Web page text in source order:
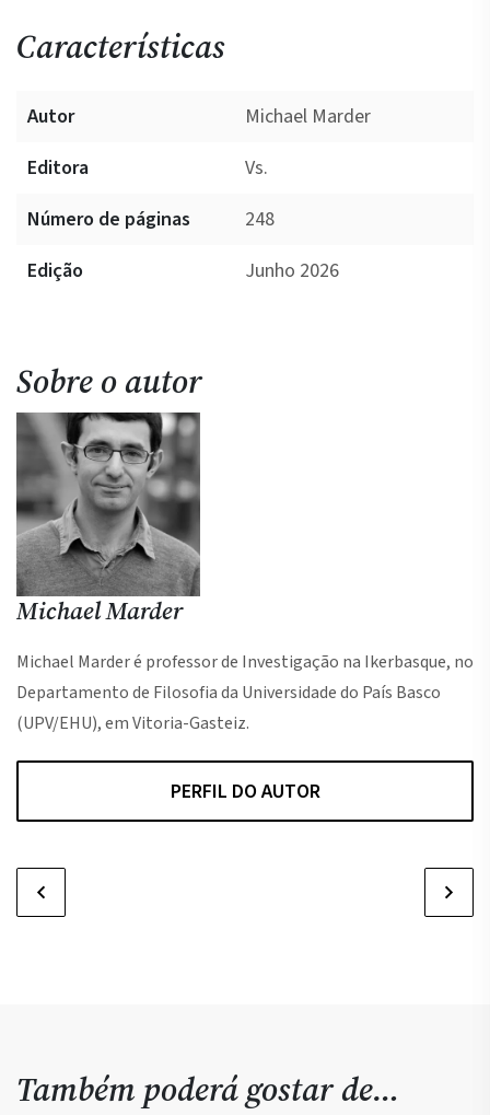
Características
Autor
Michael Marder
Editora
Vs.
Número de páginas
248
Edição
Junho 2026
Sobre o autor
Michael Marder
Michael Marder é professor de Investigação na Ikerbasque, no
Departamento de Filosofia da Universidade do País Basco
(UPV/EHU), em Vitoria-­Gasteiz.
PERFIL DO AUTOR
Também poderá gostar de…